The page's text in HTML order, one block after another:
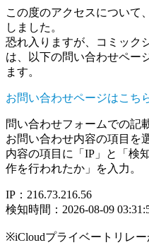
この度のアクセスについて
しました。
恐れ入りますが、コミック
は、以下の問い合わせペー
ます。
お問い合わせページはこち
問い合わせフォームでの記
お問い合わせ内容の項目を
内容の項目に「IP」と「検
作を行われたか」を入力。
IP：216.73.216.56
検知時間：2026-08-09
※iCloudプライベートリレ